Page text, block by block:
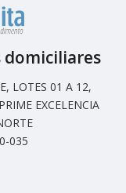
LOTES 01 A 12,
EXCELENCIA
035